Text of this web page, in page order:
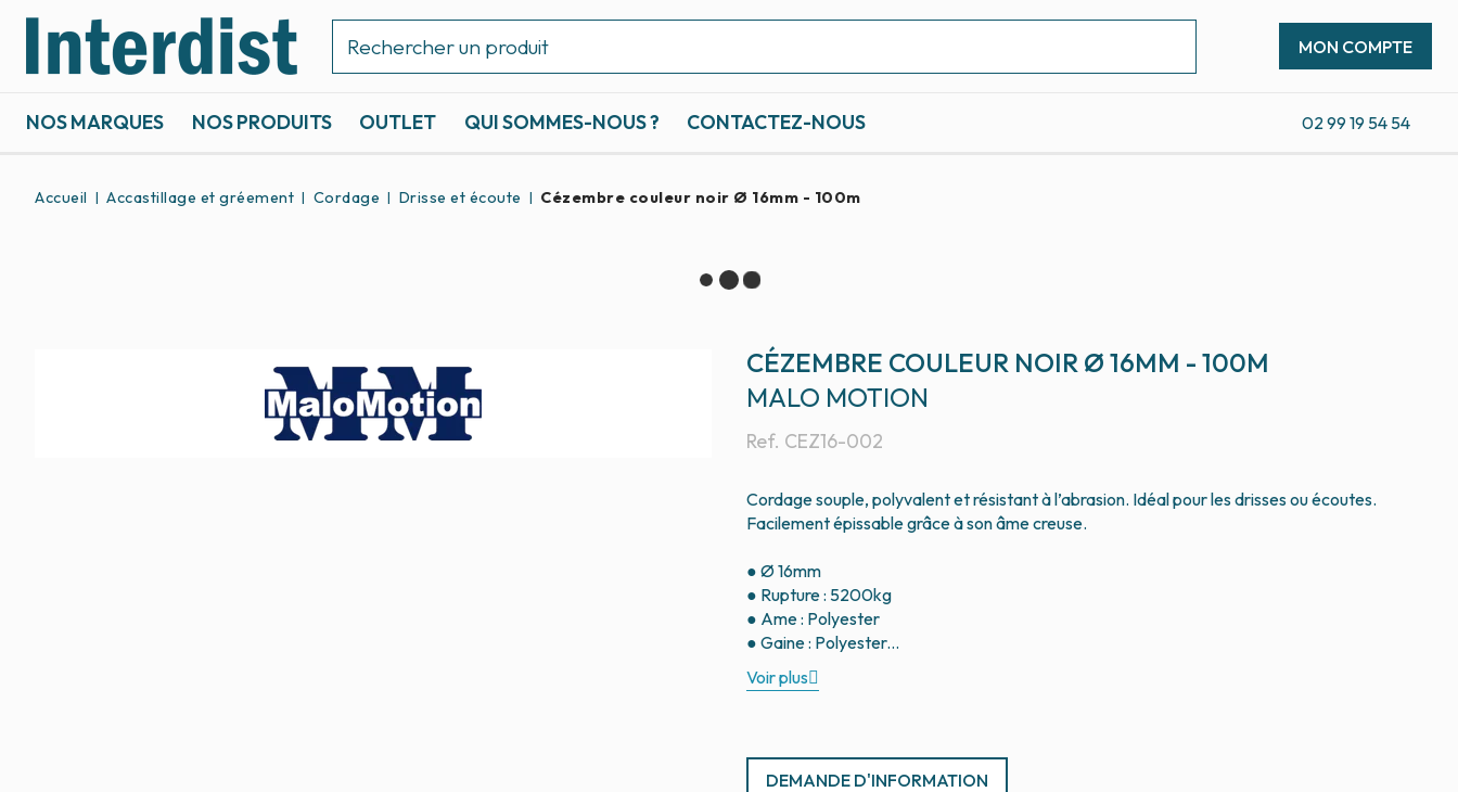
NOS MARQUES NOS PRODUITS OUTLET QUI SOMMES-NOUS ? CONTACTEZ-NOUS
MON COMPTE
02 99 19 54 54
Accueil Accastillage et gréement Cordage Drisse et écoute Cézembre couleur noir Ø 16mm - 100m
CÉZEMBRE COULEUR NOIR Ø 16MM - 100M
Ref. CEZ16-002
MALO MOTION
Cordage souple, polyvalent et résistant à l’abrasion. Idéal pour les drisses ou écoutes.
Facilement épissable grâce à son âme creuse.
● Ø 16mm
● Rupture : 5200kg
● Ame : Polyester
Voir plus
DEMANDE D'INFORMATION